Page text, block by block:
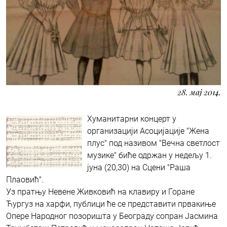
28. мај 2014.
Хуманитарни концерт у
организацији Асоцијације "Жена
плус" под називом "Вечна светлост
музике" биће одржан у недељу 1.
јуна (20,30) на Сцени "Раша
Плаовић".
Уз пратњу Невене Живковић на клавиру и Горане
Ћургуз на харфи, публици ће се представити првакиње
Опере Народног позоришта у Београду сопран Јасмина